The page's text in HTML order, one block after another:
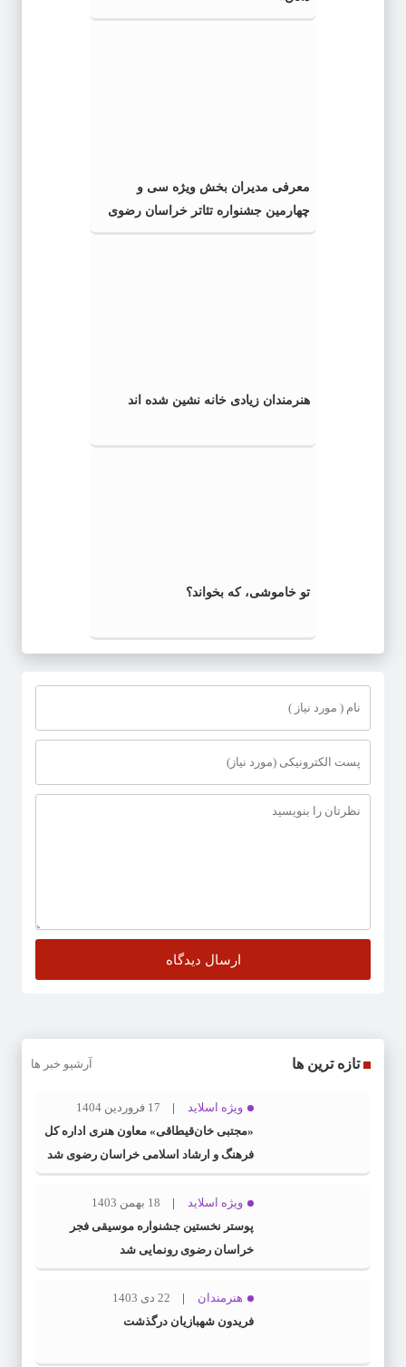
معرفی مدیران بخش ویژه سی و
چهارمین جشنواره تئاتر خراسان رضوی
هنرمندان زیادی خانه نشین شده اند
تو خاموشی، که بخواند؟
تازه ترین ها آرشیو خبر ها
ویژه اسلاید
17 فروردین 1404
«مجتبی خان‌قیطاقی» معاون هنری اداره کل
فرهنگ و ارشاد اسلامی خراسان رضوی شد
ویژه اسلاید
18 بهمن 1403
پوستر نخستین جشنواره موسیقی فجر
خراسان رضوی رونمایی شد
هنرمندان
22 دی 1403
فریدون شهبازیان درگذشت